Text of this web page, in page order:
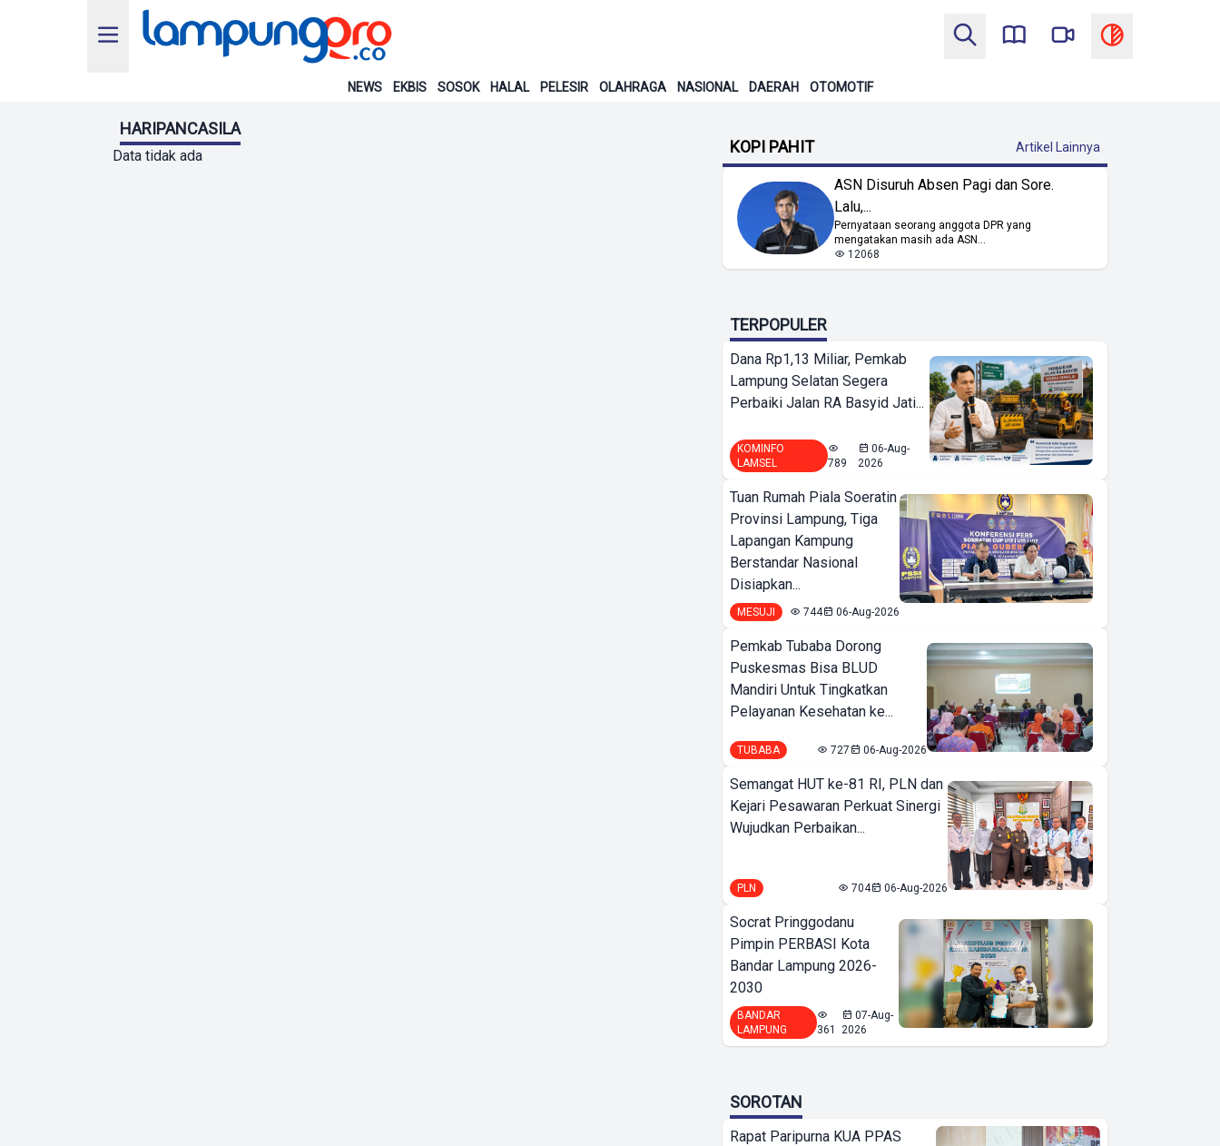
NEWS EKBIS SOSOK HALAL PELESIR OLAHRAGA NASIONAL DAERAH OTOMOTIF
HARIPANCASILA
Data tidak ada KOPI PAHIT Artikel Lainnya
ASN Disuruh Absen Pagi dan Sore.
Lalu,...
Pernyataan seorang anggota DPR yang
mengatakan masih ada ASN...
12068
TERPOPULER
Dana Rp1,13 Miliar, Pemkab
Lampung Selatan Segera
Perbaiki Jalan RA Basyid Jati...
KOMINFO
LAMSEL
789
06-Aug-
2026
Tuan Rumah Piala Soeratin
Provinsi Lampung, Tiga
Lapangan Kampung
Berstandar Nasional
Disiapkan...
MESUJI 744 06-Aug-2026
Pemkab Tubaba Dorong
Puskesmas Bisa BLUD
Mandiri Untuk Tingkatkan
Pelayanan Kesehatan ke...
TUBABA 727 06-Aug-2026
Semangat HUT ke-81 RI, PLN dan
Kejari Pesawaran Perkuat Sinergi
Wujudkan Perbaikan...
PLN 704 06-Aug-2026
Socrat Pringgodanu
Pimpin PERBASI Kota
Bandar Lampung 2026-
2030
BANDAR
LAMPUNG
361
07-Aug-
2026
SOROTAN
Rapat Paripurna KUA PPAS